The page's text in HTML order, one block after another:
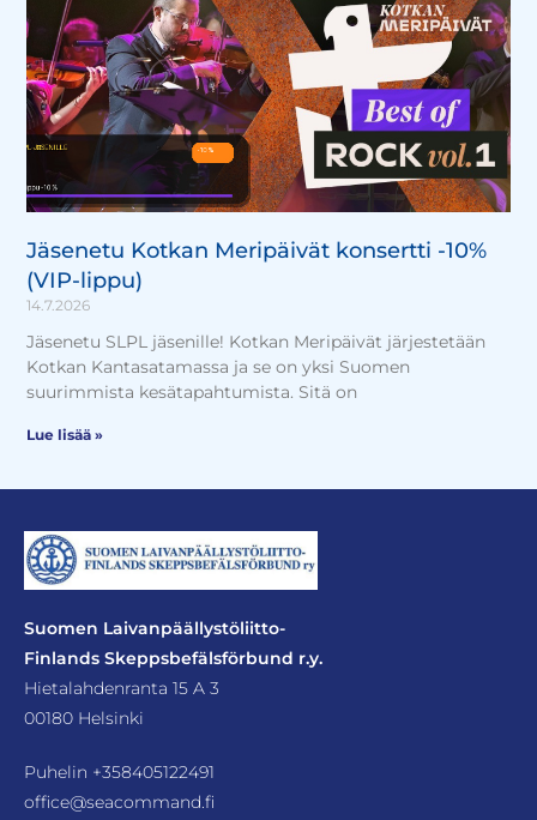
Jäsenetu Kotkan Meripäivät konsertti -10%
(VIP-lippu)
14.7.2026
Jäsenetu SLPL jäsenille! Kotkan Meripäivät järjestetään
Kotkan Kantasatamassa ja se on yksi Suomen
suurimmista kesätapahtumista. Sitä on
Lue lisää »
Suomen Laivanpäällystöliitto-
Finlands Skeppsbefälsförbund r.y.
Hietalahdenranta 15 A 3
00180 Helsinki
Puhelin +358405122491
office@seacommand.fi